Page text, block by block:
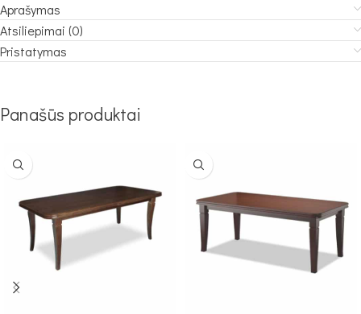
Aprašymas
Atsiliepimai (0)
Pristatymas
Panašūs produktai